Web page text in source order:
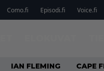
Como.fi Episodi.fi Voice.fi
IAN FLEMING CAPE